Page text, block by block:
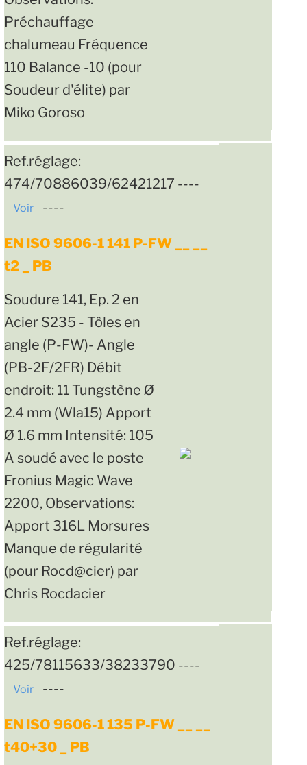
Préchauffage
chalumeau Fréquence
110 Balance -10 (pour
Soudeur d'élite) par
Miko Goroso
Ref.réglage:
474/70886039/62421217 ----
Voir ----
EN ISO 9606-1 141 P-FW __ __
t2 _ PB
Soudure 141, Ep. 2 en
Acier S235 - Tôles en
angle (P-FW)- Angle
(PB-2F/2FR) Débit
endroit: 11 Tungstène Ø
2.4 mm (Wla15) Apport
Ø 1.6 mm Intensité: 105
A soudé avec le poste
Fronius Magic Wave
2200, Observations:
Apport 316L Morsures
Manque de régularité
(pour Rocd@cier) par
Chris Rocdacier
Ref.réglage:
425/78115633/38233790 ----
Voir ----
EN ISO 9606-1 135 P-FW __ __
t40+30 _ PB